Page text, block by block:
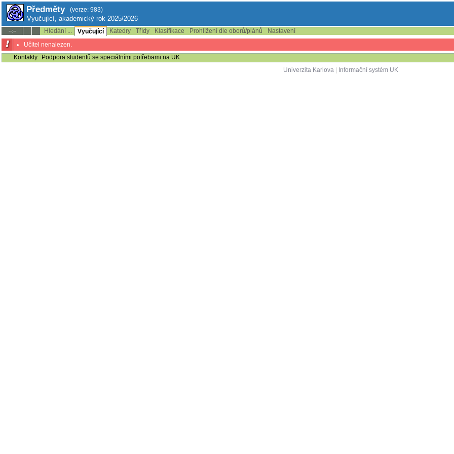
Předměty (verze: 983)
Vyučující, akademický rok 2025/2026
--:-- Hledání ... Vyučující Katedry Třídy Klasifikace Prohlížení dle oborů/plánů
Nastavení
Učitel nenalezen.
Kontakty
Podpora studentů se speciálními potřebami na UK
Univerzita Karlova| Informační systém UK